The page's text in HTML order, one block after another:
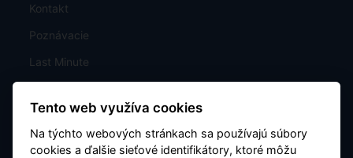
Kontakt
Poznávacie
Last Minute
Charterové letenky
Nastavenie cookies
Tento web využíva cookies
Na týchto webových stránkach sa používajú súbory
cookies a ďalšie sieťové identifikátory, ktoré môžu